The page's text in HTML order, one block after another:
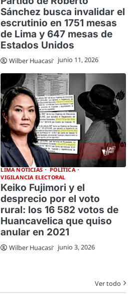
Sánchez busca invalidar el
escrutinio en 1751 mesas
de Lima y 647 mesas de
Estados Unidos
Wilber Huacasi junio 11, 2026
LIMA NOTICIAS
POLÍTICA
VIGILANCIA ELECTORAL
Keiko Fujimori y el
desprecio por el voto
rural: los 16 582 votos de
Huancavelica que quiso
anular en 2021
Wilber Huacasi junio 3, 2026
Ver todo